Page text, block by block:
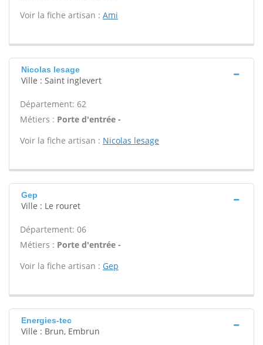
Voir la fiche artisan : Ami
Nicolas lesage
Ville : Saint inglevert
Département: 62
Métiers : Porte d'entrée -
Voir la fiche artisan : Nicolas lesage
Gep
Ville : Le rouret
Département: 06
Métiers : Porte d'entrée -
Voir la fiche artisan : Gep
Energies-tec
Ville : Brun, Embrun